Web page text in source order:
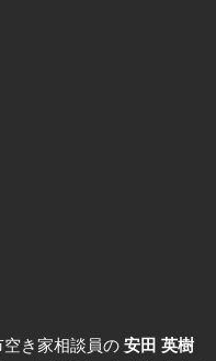
き家相談員の 安田 英樹